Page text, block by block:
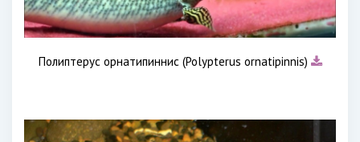
Полиптерус орнатипиннис (Polypterus ornatipinnis)